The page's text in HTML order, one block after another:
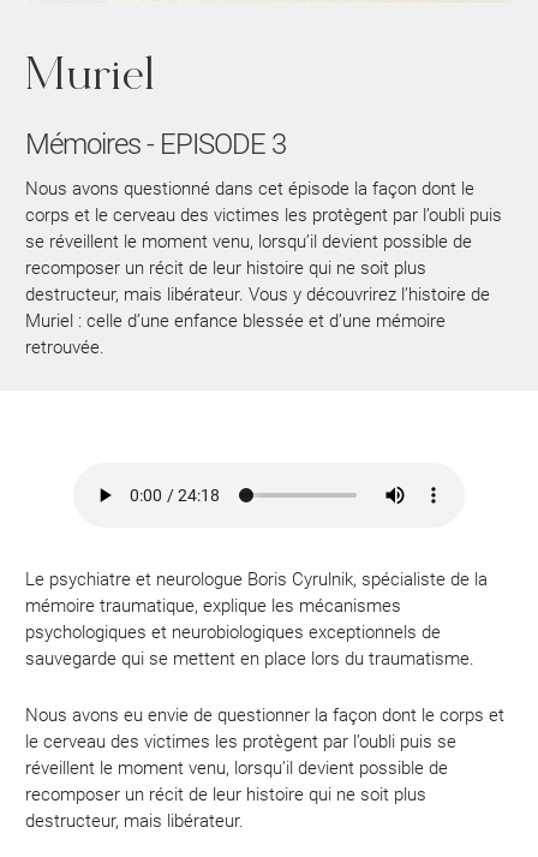
Muriel
Mémoires - EPISODE 3
Nous avons questionné dans cet épisode la façon dont le
corps et le cerveau des victimes les protègent par l’oubli puis
se réveillent le moment venu, lorsqu’il devient possible de
recomposer un récit de leur histoire qui ne soit plus
destructeur, mais libérateur. Vous y découvrirez l’histoire de
Muriel : celle d’une enfance blessée et d’une mémoire
retrouvée.
Le psychiatre et neurologue Boris Cyrulnik, spécialiste de la
mémoire traumatique, explique les mécanismes
psychologiques et neurobiologiques exceptionnels de
sauvegarde qui se mettent en place lors du traumatisme.
Nous avons eu envie de questionner la façon dont le corps et
le cerveau des victimes les protègent par l’oubli puis se
réveillent le moment venu, lorsqu’il devient possible de
recomposer un récit de leur histoire qui ne soit plus
destructeur, mais libérateur.